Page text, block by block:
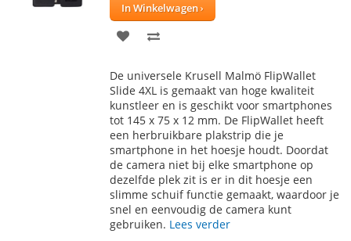
In Winkelwagen
VOEG
AAN
VERLANGLIJST
TE
VERGELIJKEN
De universele Krusell Malmö FlipWallet
Slide 4XL is gemaakt van hoge kwaliteit
kunstleer en is geschikt voor smartphones
tot 145 x 75 x 12 mm. De FlipWallet heeft
een herbruikbare plakstrip die je
smartphone in het hoesje houdt. Doordat
de camera niet bij elke smartphone op
dezelfde plek zit is er in dit hoesje een
slimme schuif functie gemaakt, waardoor je
snel en eenvoudig de camera kunt
gebruiken. Lees verder